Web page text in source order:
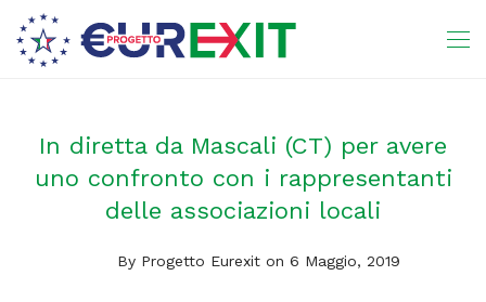
In diretta da Mascali (CT) per avere
uno confronto con i rappresentanti
delle associazioni locali
By Progetto Eurexit on 6 Maggio, 2019